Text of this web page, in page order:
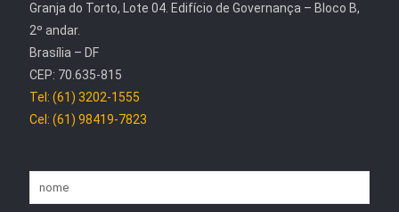
Granja do Torto, Lote 04. Edifício de Governança – Bloco B,
2º andar.
Brasília – DF
CEP: 70.635-815
Tel: (61) 3202-1555
Cel: (61) 98419-7823